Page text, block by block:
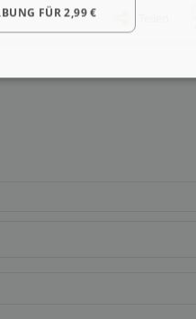
FÜR 2,99 €